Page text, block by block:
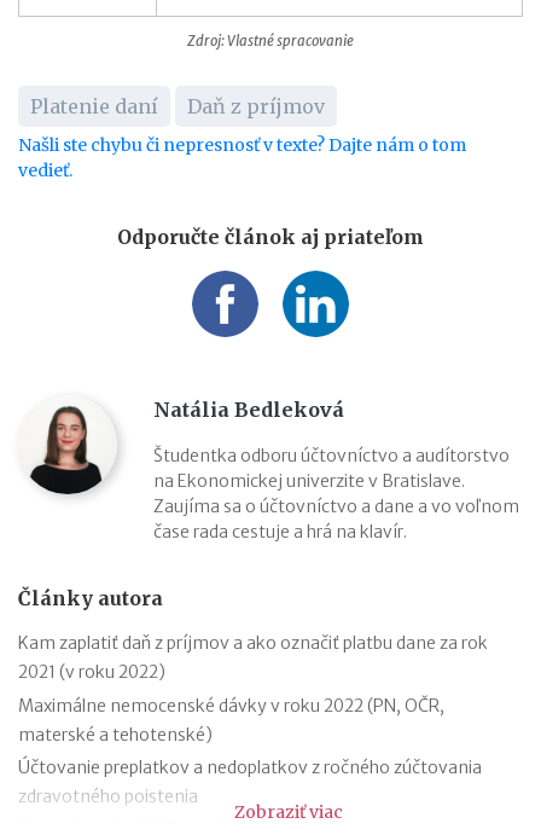
Zdroj: Vlastné spracovanie
Platenie daní Daň z príjmov
Našli ste chybu či nepresnosť v texte? Dajte nám o tom
vedieť.
Odporučte článok aj priateľom
Natália Bedleková
Študentka odboru účtovníctvo a audítorstvo
na Ekonomickej univerzite v Bratislave.
Zaujíma sa o účtovníctvo a dane a vo voľnom
čase rada cestuje a hrá na klavír.
Články autora
Kam zaplatiť daň z príjmov a ako označiť platbu dane za rok
2021 (v roku 2022)
Maximálne nemocenské dávky v roku 2022 (PN, OČR,
materské a tehotenské)
Účtovanie preplatkov a nedoplatkov z ročného zúčtovania
zdravotného poistenia
Zobraziť viac